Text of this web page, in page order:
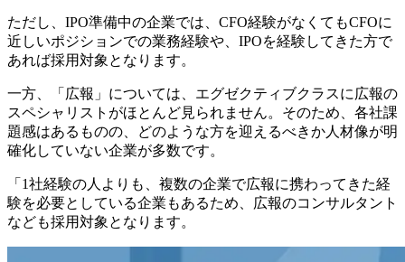
ただし、IPO準備中の企業では、CFO経験がなくてもCFOに
近しいポジションでの業務経験や、IPOを経験してきた方で
あれば採用対象となります。
一方、「広報」については、エグゼクティブクラスに広報の
スペシャリストがほとんど見られません。そのため、各社課
題感はあるものの、どのような方を迎えるべきか人材像が明
確化していない企業が多数です。
「1社経験の人よりも、複数の企業で広報に携わってきた経
験を必要としている企業もあるため、広報のコンサルタント
なども採用対象となります。